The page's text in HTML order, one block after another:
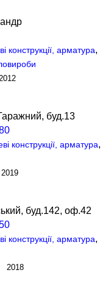
конструкції, арматура,
буд.13
конструкції, арматура,
буд.142, оф.42
конструкції, арматура,
2018